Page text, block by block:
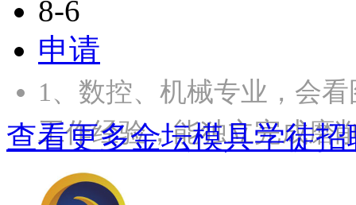
8-6
申请
1、数控、机械专业，会
工作经验，能独立完成
查看更多金坛模具学徒招